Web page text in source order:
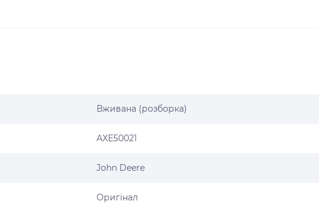
Вживана (розборка)
AXE50021
John Deere
Оригінал